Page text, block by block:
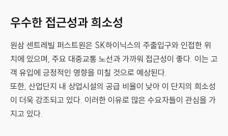
우수한 접근성과 희소성
원삼 센트레빌 퍼스트원은 SK하이닉스의 주출입구와 인접한 위
치에 있으며, 주요 대중교통 노선과 가까워 접근성이 좋다. 이는 고
객 유입에 긍정적인 영향을 미칠 것으로 예상된다.
또한, 산업단지 내 상업시설의 공급 비율이 낮아 이 단지의 희소성
이 더욱 강조되고 있다. 이러한 이유로 많은 수요자들이 관심을 가
지고 있다.